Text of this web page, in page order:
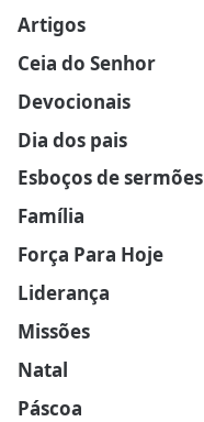
Artigos
Ceia do Senhor
Devocionais
Dia dos pais
Esboços de sermões
Família
Força Para Hoje
Liderança
Missões
Natal
Páscoa